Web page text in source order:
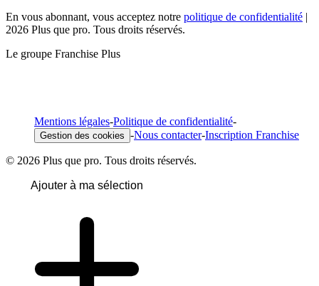
En vous abonnant, vous acceptez notre politique de confidentialité |
2026 Plus que pro. Tous droits réservés.
Le groupe Franchise Plus
Mentions légales-Politique de confidentialité-
Gestion des cookies -Nous contacter-Inscription Franchise
© 2026 Plus que pro. Tous droits réservés.
Ajouter à ma sélection